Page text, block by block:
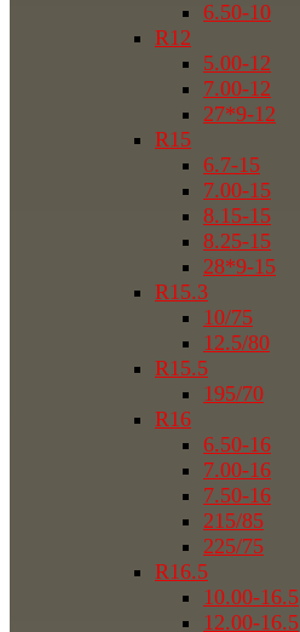
6.50-10
R12
5.00-12
7.00-12
27*9-12
R15
6.7-15
7.00-15
8.15-15
8.25-15
28*9-15
R15.3
10/75
12.5/80
R15.5
195/70
R16
6.50-16
7.00-16
7.50-16
215/85
225/75
R16.5
10.00-16.5
12.00-16.5